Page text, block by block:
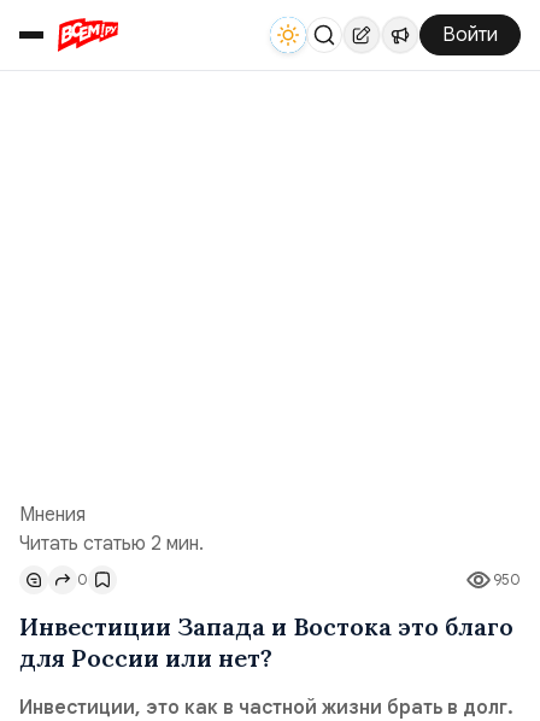
Войти
Мнения
Читать статью 2 мин.
950
0
Инвестиции Запада и Востока это благо
для России или нет?
Инвестиции, это как в частной жизни брать в долг.